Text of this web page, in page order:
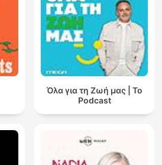
Όλα για τη Ζωή μας | Το
Podcast